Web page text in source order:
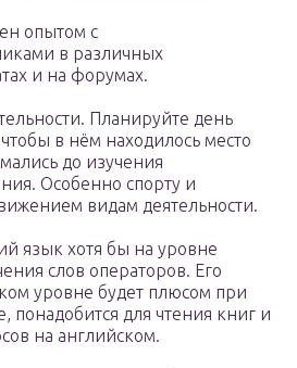
опытом с
в различных
и на форумах.
Планируйте день
в нём находилось место
до изучения
Особенно спорту и
видам деятельности.
язык хотя бы на уровне
слов операторов. Его
уровне будет плюсом при
понадобится для чтения книг и
на английском.